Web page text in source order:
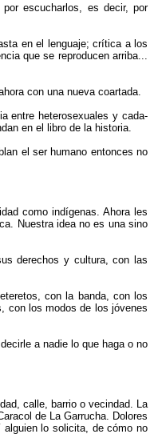
escucharlos, es decir, por
en el lenguaje; crítica a los
que se reproducen arriba...
con una nueva coartada.
entre heterosexuales y cada-
en el libro de la historia.
el ser humano entonces no
como indígenas. Ahora les
Nuestra idea no es una sino
derechos y cultura, con las
con la banda, con los
con los modos de los jóvenes
a nadie lo que haga o no
calle, barrio o vecindad. La
de La Garrucha. Dolores
alguien lo solicita, de cómo no